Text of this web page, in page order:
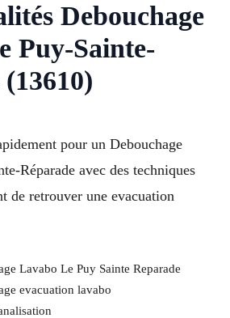
Debouchage
Puy-Sainte-
pour un Debouchage
Réparade avec des techniques
de retrouver une evacuation
Lavabo Le Puy Sainte Reparade
evacuation lavabo